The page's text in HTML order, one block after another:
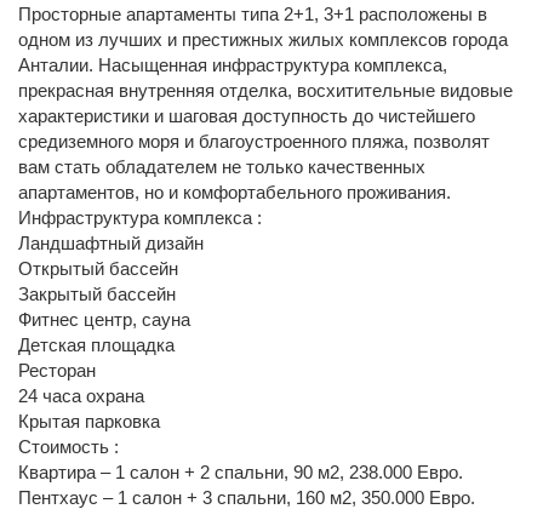
Просторные апартаменты типа 2+1, 3+1 расположены в
одном из лучших и престижных жилых комплексов города
Анталии. Насыщенная инфраструктура комплекса,
прекрасная внутренняя отделка, восхитительные видовые
характеристики и шаговая доступность до чистейшего
средиземного моря и благоустроенного пляжа, позволят
вам стать обладателем не только качественных
апартаментов, но и комфортабельного проживания.
Инфраструктура комплекса :
Ландшафтный дизайн
Открытый бассейн
Закрытый бассейн
Фитнес центр, сауна
Детская площадка
Ресторан
24 часа охрана
Крытая парковка
Стоимость :
Квартира – 1 салон + 2 спальни, 90 м2, 238.000 Евро.
Пентхаус – 1 салон + 3 спальни, 160 м2, 350.000 Евро.